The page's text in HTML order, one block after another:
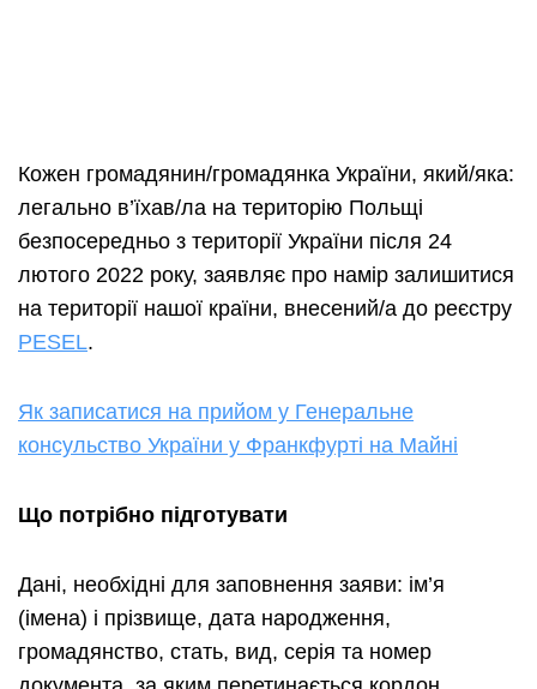
Кожен громадянин/громадянка України, який/яка:
легально в’їхав/ла на територію Польщі
безпосередньо з території України після 24
лютого 2022 року, заявляє про намір залишитися
на території нашої країни, внесений/а до реєстру
PESEL.
Як записатися на прийом у Генеральне
консульство України у Франкфурті на Майні
Що потрібно підготувати
Дані, необхідні для заповнення заяви: ім’я
(імена) i прізвище, дата народження,
громадянство, стать, вид, серія та номер